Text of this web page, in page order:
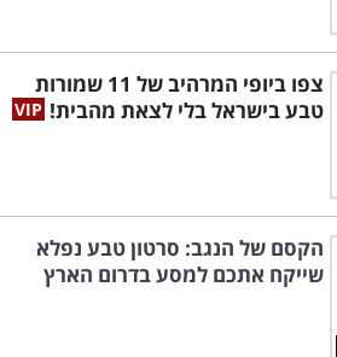
צפו ביופי המרהיב של 11 שמורות
טבע בישראל בלי לצאת מהבית!
הקסם של הנגב: סרטון טבע נפלא
שייקח אתכם למסע בדרום הארץ